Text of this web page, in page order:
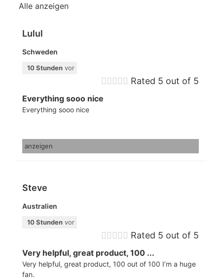
Alle anzeigen
Lulul
Schweden
10 Stunden vor
 Rated 5 out of 5
Everything sooo nice
Everything sooo nice
anzeigen
Steve
Australien
10 Stunden vor
 Rated 5 out of 5
Very helpful, great product, 100 ...
Very helpful, great product, 100 out of 100 I’m a huge
fan.